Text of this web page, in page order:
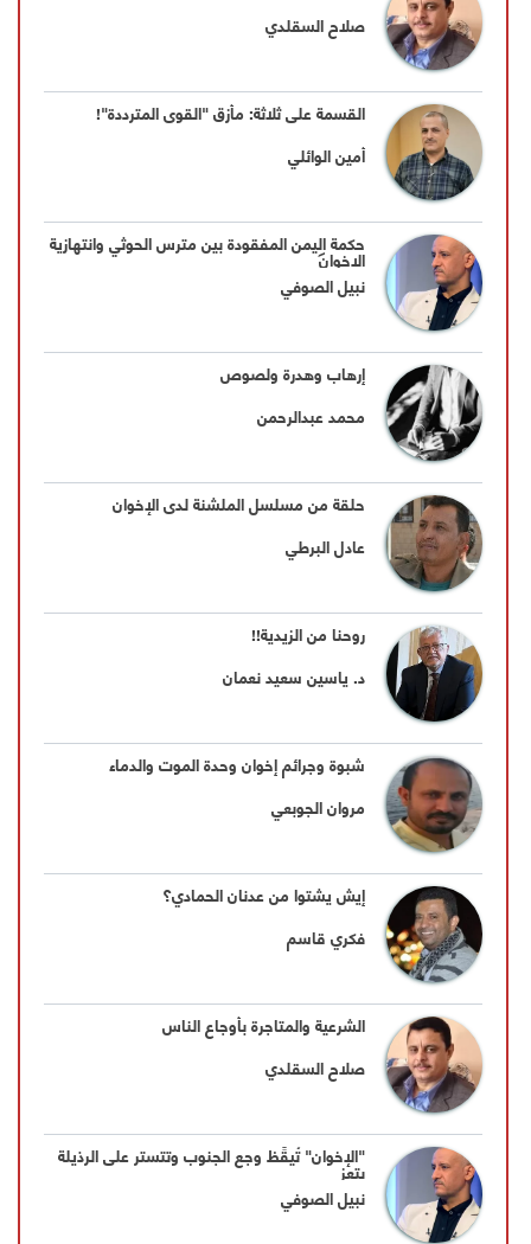
صلاح السقلدي
القسمة على ثلاثة: مأزق "القوى المترددة"!
أمين الوائلي
حكمة اليمن المفقودة بين مترس الحوثي وانتهازية
الإخوان
نبيل الصوفي
إرهاب وهدرة ولصوص
محمد عبدالرحمن
حلقة من مسلسل الملشنة لدى الإخوان
عادل البرطي
روحنا من الزيدية!!
د. ياسين سعيد نعمان
شبوة وجرائم إخوان وحدة الموت والدماء
مروان الجوبعي
إيش يشتوا من عدنان الحمادي؟
فكري قاسم
الشرعية والمتاجرة بأوجاع الناس
صلاح السقلدي
"الإخوان" تُيقِّظ وجع الجنوب وتتستر على الرذيلة
بتعز
نبيل الصوفي